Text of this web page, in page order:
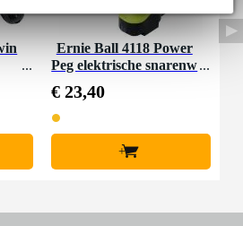
Ernie Ball 4118 Power
Peg elektrische snarenw
€ 23,40
+